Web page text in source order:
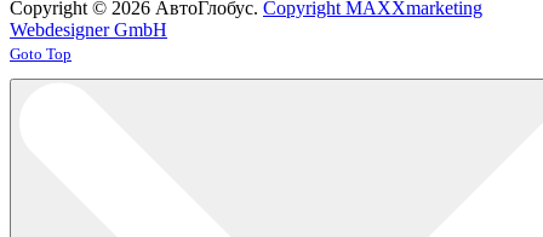
Copyright © 2026 АвтоГлобус. Copyright MAXXmarketing
Webdesigner GmbH
Joomla! 3 Templates
Goto Top